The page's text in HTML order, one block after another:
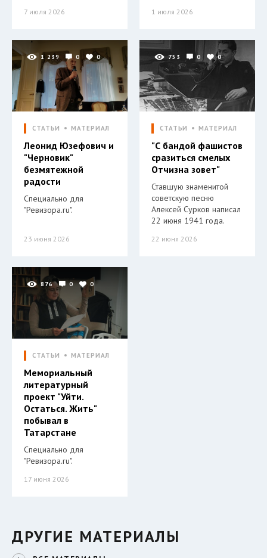
7 июля 2026 1 июля 2026
1 239 0 0
СТАТЬИ МАТЕРИАЛ
Леонид Юзефович и
"Черновик"
безмятежной
радости
Специально для
"Ревизора.ru".
23 июня 2026
753 0 0
СТАТЬИ МАТЕРИАЛ
"С бандой фашистов
сразиться смелых
Отчизна зовет"
Ставшую знаменитой
советскую песню
Алексей Сурков написал
22 июня 1941 года.
22 июня 2026
876 0 0
СТАТЬИ МАТЕРИАЛ
Мемориальный
литературный
проект "Уйти.
Остаться. Жить"
побывал в
Татарстане
Специально для
"Ревизора.ru".
17 июня 2026
ДРУГИЕ МАТЕРИАЛЫ